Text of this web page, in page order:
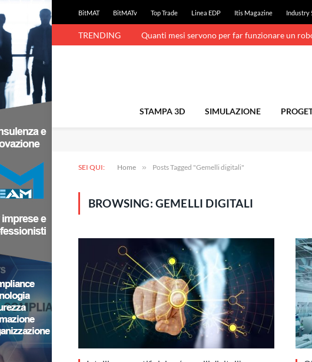
BitMAT BitMATv Top Trade Linea EDP Itis Magazine Industry
TRENDING Quanti mesi servono per far funzionare un
STAMPA 3D SIMULAZIONE
SEI QUI: Home » Posts Tagged "Gemelli digitali"
BROWSING: GEMELLI DIGITALI